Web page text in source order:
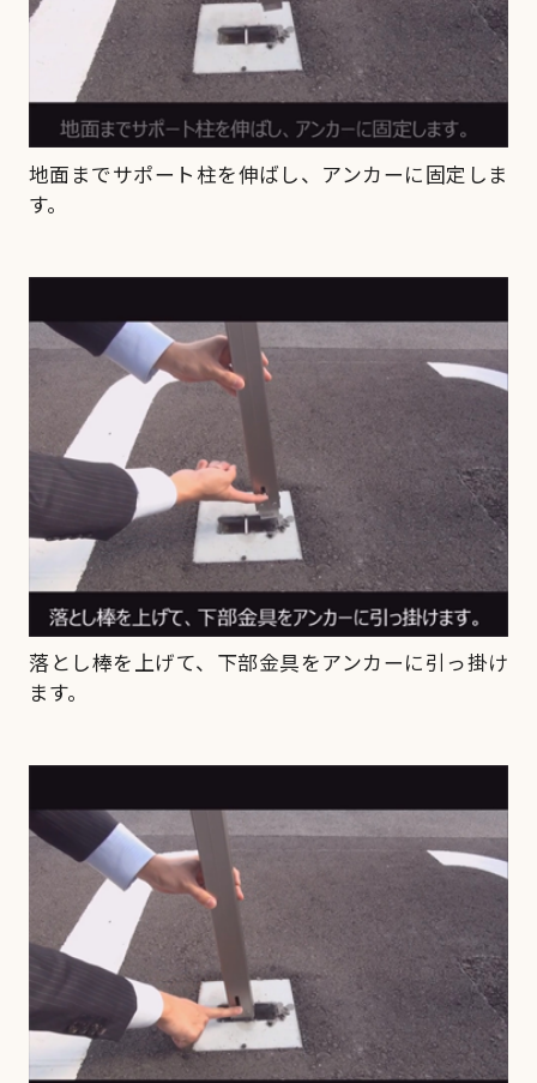
地面までサポート柱を伸ばし、アンカーに固定しま
す。
落とし棒を上げて、下部金具をアンカーに引っ掛け
ます。